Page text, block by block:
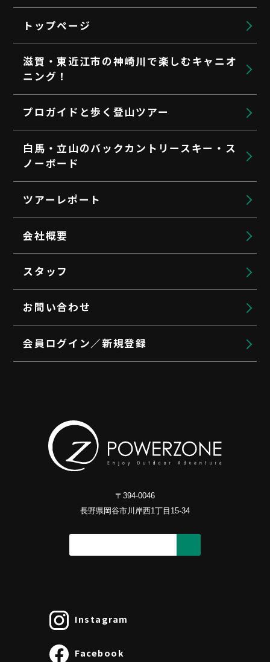
トップページ
滋賀・東近江市の神崎川で楽しむキャニオ
ニング！
プロガイドと歩く登山ツアー
白馬・立山のバックカントリースキー・ス
ノーボード
ツアーレポート
会社概要
スタッフ
お問い合わせ
会員ログイン／新規登録
〒394-0046
長野県岡谷市川岸西1丁目15-34
Instagram
Facebook